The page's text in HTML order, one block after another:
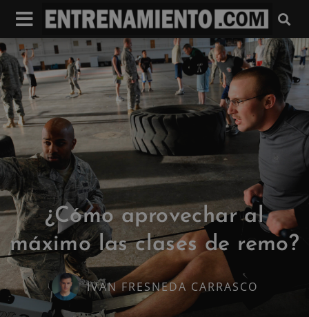
¿Cómo aprovechar al
máximo las clases de remo?
IVAN FRESNEDA CARRASCO